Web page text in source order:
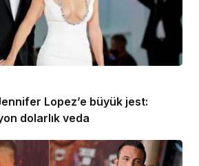
Lopez’e büyük jest:
dolarlık veda